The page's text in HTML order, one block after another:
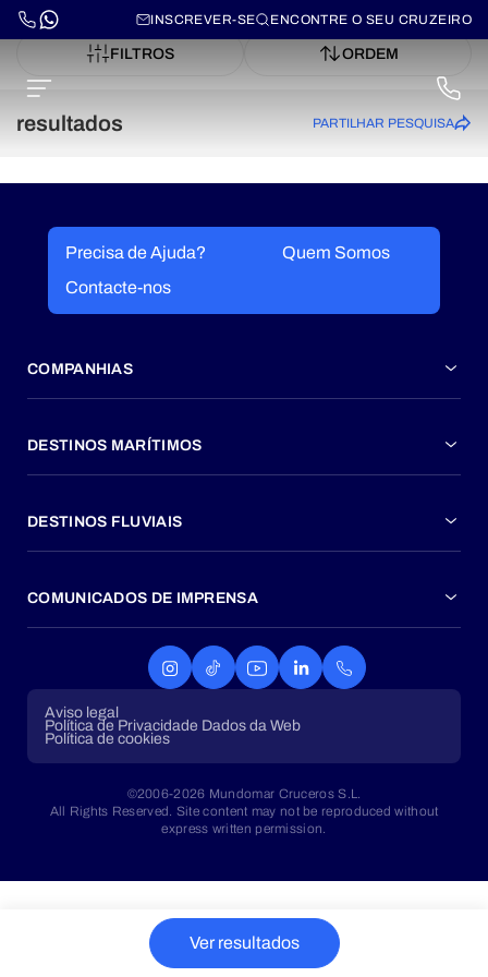
INSCREVER-SE ENCONTRE O SEU CRUZEIRO
FILTROS ORDEM
resultados PARTILHAR PESQUISA
Ver resultados
Precisa de Ajuda?
Quem Somos
Contacte-nos
COMPANHIAS
DESTINOS MARÍTIMOS
DESTINOS FLUVIAIS
COMUNICADOS DE IMPRENSA
Aviso legal
Política de Privacidade Dados da Web
Política de cookies
©2006-2026 Mundomar Cruceros S.L.
All Rights Reserved. Site content may not be reproduced without
express written permission.